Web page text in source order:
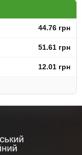
44.76 грн
51.61 грн
12.01 грн